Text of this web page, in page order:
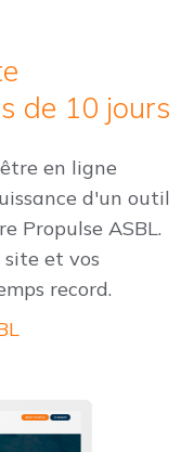
de 10 jours
en ligne
d'un outil
Propulse ASBL.
et vos
record.